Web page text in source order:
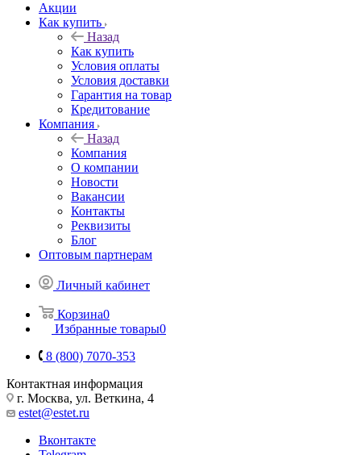
Акции
Как купить
Назад
Как купить
Условия оплаты
Условия доставки
Гарантия на товар
Кредитование
Компания
Назад
Компания
О компании
Новости
Вакансии
Контакты
Реквизиты
Блог
Оптовым партнерам
Личный кабинет
Корзина0
Избранные товары0
8 (800) 7070-353
Контактная информация
г. Москва, ул. Веткина, 4
estet@estet.ru
Вконтакте